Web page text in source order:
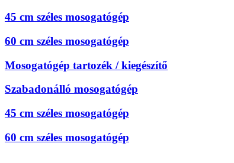
45 cm széles mosogatógép
60 cm széles mosogatógép
Mosogatógép tartozék / kiegészítő
Szabadonálló mosogatógép
45 cm széles mosogatógép
60 cm széles mosogatógép